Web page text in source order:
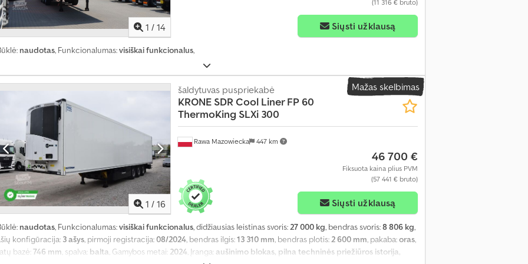
automobilio svoris: 39 000 kg Savas svoris - 8 813 kg 3 ašys Padėklų dėžė 24 euro padėklams Padangų
Priekinė kairė - 13 mm Priekinė dešinė - 12 mm Vidurinė kairė - 13 mm Vidurinė dešinė - 13 mm Galinė kairė -
mm Galinė dešinė - 12 mm
1 / 14
(11 316 € bruto)
Siųsti užklausą
naudotas, Funkcionalumas:visiškai funkcionalus,
Mažas skelbimas
1 / 16
Rawa Mazowiecka 447 km
šaldytuvas puspriekabė
KRONE SDR Cool Liner FP 60
ThermoKing SLXi 300
46 700 €
Fiksuota kaina plius PVM
(57 441 € bruto)
Siųsti užklausą
naudotas, Funkcionalumas:visiškai funkcionalus, didžiausias leistinas svoris:27 000 kg, bendras svoris:8 806 kg,
konfigūracija: 3 ašys, pirmoji registracija:08/2024, bendras ilgis:13 310 mm, bendras plotis:2 600 mm, pakaba:oras,
bazė:746 mm, spalva: balta, Gamybos metai: 2024, Įranga: aušinimo blokas, pilna techninės priežiūros istorija,